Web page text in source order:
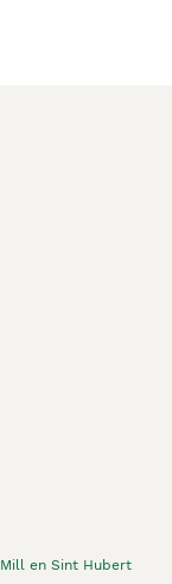
Mill en Sint Hubert